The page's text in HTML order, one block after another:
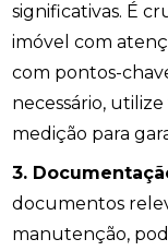
significativas. É
imóvel com
com pontos-
necessário,
medição para
3.
documentos
manutenção,